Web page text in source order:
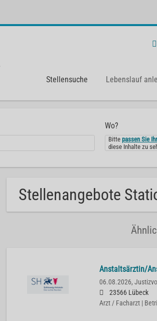
Stellensuche Lebenslauf
Wo?
Bittepassen Sie
diese Inhalte zu
Stellenangebote
Anstaltsärztin/
06.08.2026,
23566 Lübeck
Arzt / Facharzt |